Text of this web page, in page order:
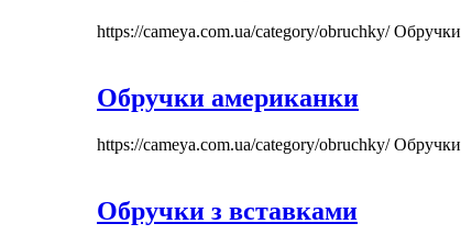
https://cameya.com.ua/category/obruchky/Обручки
Обручки американки
https://cameya.com.ua/category/obruchky/Обручки
Обручки з вставками